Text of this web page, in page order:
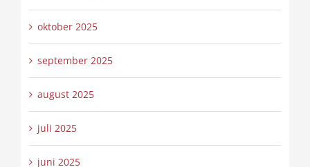
oktober 2025
september 2025
august 2025
juli 2025
juni 2025